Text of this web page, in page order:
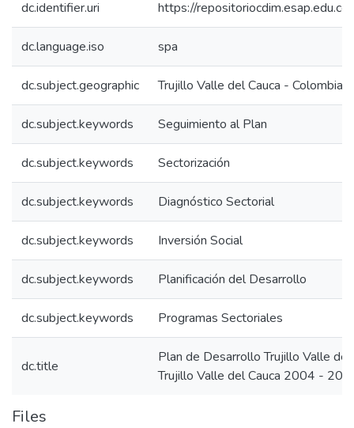
dc.identifier.uri https://
dc.language.iso spa
dc.subject.geographic Trujillo Valle del Cauca - Colombia
dc.subject.keywords Seguimiento al Plan
dc.subject.keywords Sectorización
dc.subject.keywords Diagnóstico Sectorial
dc.subject.keywords Inversión Social
dc.subject.keywords Planificación del Desarrollo
dc.subject.keywords Programas Sectoriales
dc.title
Plan de Desarrollo Trujillo Valle
Trujillo Valle del Cauca 2004 -
Files